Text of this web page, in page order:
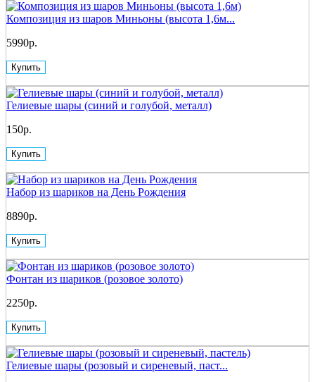
Композиция из шаров Миньоны (высота 1,6м...
5990р.
Купить
Гелиевые шары (синий и голубой, металл)
150р.
Купить
Набор из шариков на День Рождения
8890р.
Купить
Фонтан из шариков (розовое золото)
2250р.
Купить
Гелиевые шары (розовый и сиреневый, паст...